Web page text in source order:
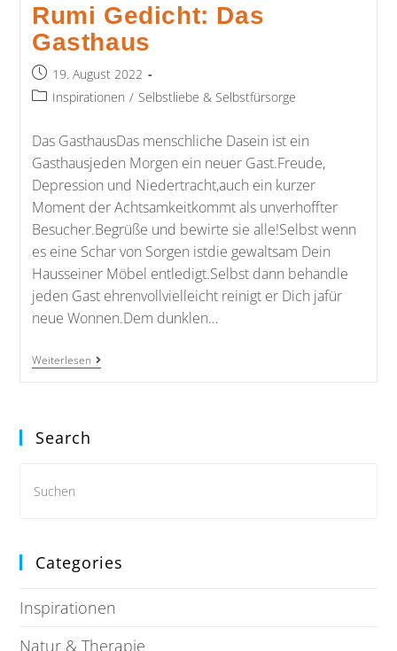
Rumi Gedicht: Das
Gasthaus
19. August 2022
Inspirationen / Selbstliebe & Selbstfürsorge
Das GasthausDas menschliche Dasein ist ein
Gasthausjeden Morgen ein neuer Gast.Freude,
Depression und Niedertracht,auch ein kurzer
Moment der Achtsamkeitkommt als unverhoffter
Besucher.Begrüße und bewirte sie alle!Selbst wenn
es eine Schar von Sorgen istdie gewaltsam Dein
Hausseiner Möbel entledigt.Selbst dann behandle
jeden Gast ehrenvollvielleicht reinigt er Dich jafür
neue Wonnen.Dem dunklen…
Weiterlesen
Search
Categories
Inspirationen
Natur & Therapie